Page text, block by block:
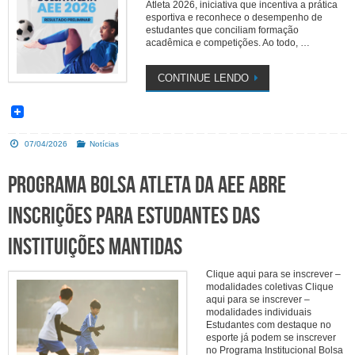
Atleta 2026, iniciativa que incentiva a prática
esportiva e reconhece o desempenho de
estudantes que conciliam formação
acadêmica e competições. Ao todo, …
CONTINUE LENDO
07/04/2026 Notícias
Programa Bolsa Atleta da AEE abre
inscrições para estudantes das
instituições mantidas
Clique aqui para se inscrever –
modalidades coletivas Clique
aqui para se inscrever –
modalidades individuais
Estudantes com destaque no
esporte já podem se inscrever
no Programa Institucional Bolsa